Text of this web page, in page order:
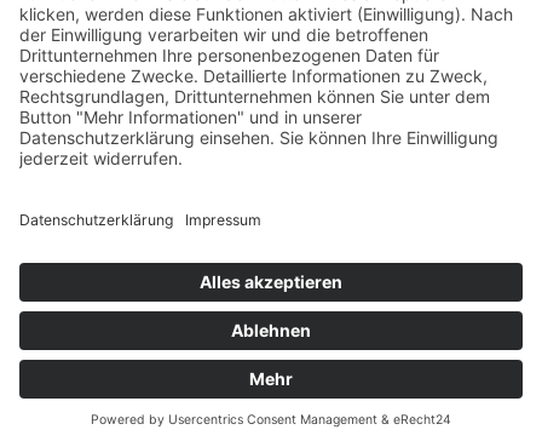
Team
Suche nach neuen Fachkräften
Für Eltern
Kita-Gespräche
Karriere
Presse
Copyright © 2023 |